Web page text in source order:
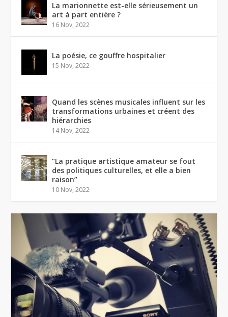
La marionnette est-elle sérieusement un
art à part entière ?
16 Nov, 2022
La poésie, ce gouffre hospitalier
15 Nov, 2022
Quand les scènes musicales influent sur les
transformations urbaines et créent des
hiérarchies
14 Nov, 2022
“La pratique artistique amateur se fout
des politiques culturelles, et elle a bien
raison”
10 Nov, 2022